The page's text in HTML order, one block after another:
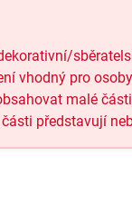
vhodný pro
malé
představují